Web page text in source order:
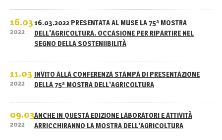
16.03
2022
16.03.2022 PRESENTATA AL MUSE LA 75ª MOSTRA
DELL'AGRICOLTURA. OCCASIONE PER RIPARTIRE NEL
SEGNO DELLA SOSTENIIBILITÀ
11.03
2022
INVITO ALLA CONFERENZA STAMPA DI PRESENTAZIONE
DELLA 75ª MOSTRA DELL'AGRICOLTURA
09.03
2022
ANCHE IN QUESTA EDIZIONE LABORATORI E ATTIVITÀ
ARRICCHIRANNO LA MOSTRA DELL'AGRICOLTURA